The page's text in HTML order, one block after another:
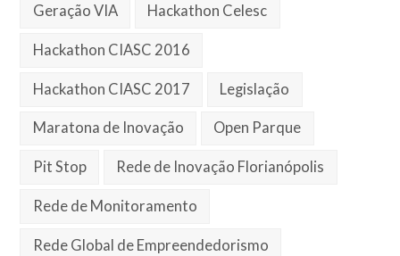
Geração VIA Hackathon Celesc
Hackathon CIASC 2016
Hackathon CIASC 2017 Legislação
Maratona de Inovação Open Parque
Pit Stop Rede de Inovação Florianópolis
Rede de Monitoramento
Rede Global de Empreendedorismo